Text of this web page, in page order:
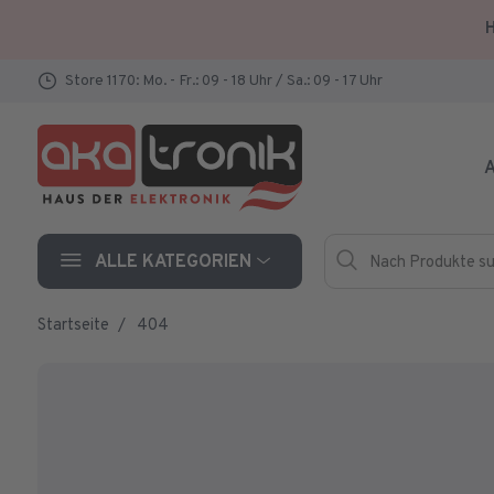
Store 1170: Mo. - Fr.: 09 - 18 Uhr / Sa.: 09 - 17 Uhr
ALLE KATEGORIEN
Nach Produkte
Hersteller
Startseite 404